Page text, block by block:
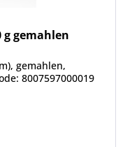
g gemahlen
gemahlen,
8007597000019